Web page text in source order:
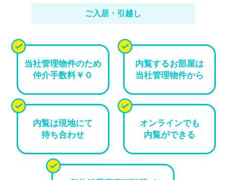
ご入居・引越し
当社管理物件のため
仲介手数料￥０
内覧するお部屋は
当社管理物件から
内覧は現地にて
待ち合わせ
オンラインでも
内覧ができる